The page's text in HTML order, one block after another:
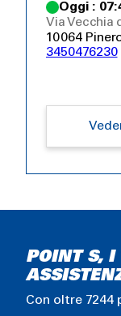
Oggi :
Via Vecchia
10064
3450476230
POINT S, I
Con oltre 7244